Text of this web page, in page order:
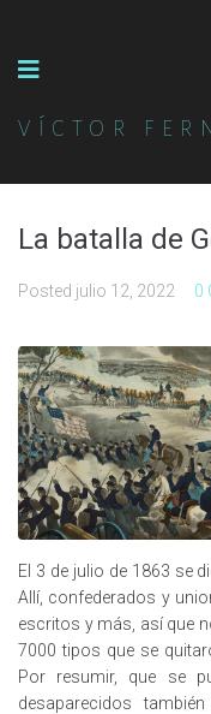
VÍCTOR
La batalla de
Posted julio 12, 2022 0
El 3 de julio de 1863 se
Allí, confederados y
escritos y más, así que
7000 tipos que se
Por resumir, que se
desaparecidos